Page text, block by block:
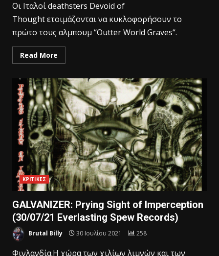
Oι Ιταλοί deathsters Devoid of
Thought ετοιμάζονται να κυκλοφορήσουν το
πρώτο τους αλμπουμ “Outter World Graves“.
Read More
ΚΡΙΤΙΚΕΣ
GALVANIZER: Prying Sight of Imperception
(30/07/21 Everlasting Spew Records)
Brutal Billy 30 Ιουλίου 2021 258
Φινλανδία.Η χώρα των χιλίων λιμνών και των